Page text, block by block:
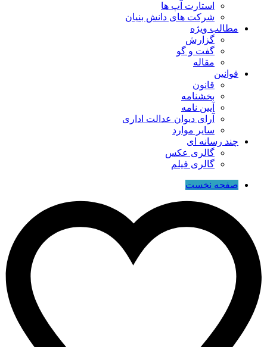
استارت آپ ها
شرکت های دانش بنیان
مطالب ویژه
گزارش
گفت و گو
مقاله
قوانین
قانون
بخشنامه
آیین نامه
آرای دیوان عدالت اداری
سایر موارد
چند رسانه ای
گالری عکس
گالری فیلم
صفحه نخست